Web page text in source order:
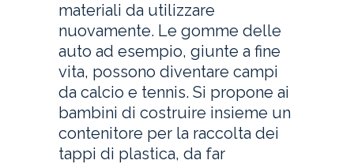
materiali da utilizzare
nuovamente. Le gomme delle
auto ad esempio, giunte a fine
vita, possono diventare campi
da calcio e tennis. Si propone ai
bambini di costruire insieme un
contenitore per la raccolta dei
tappi di plastica, da far